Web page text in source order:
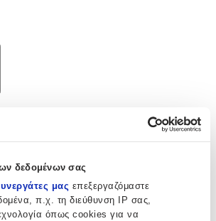
δεδομένων σας
μας επεξεργαζόμαστε
π.χ. τη διεύθυνση IP σας,
όπως cookies για να